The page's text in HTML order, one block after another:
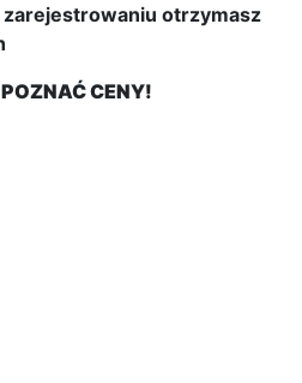
otrzymasz
CENY!